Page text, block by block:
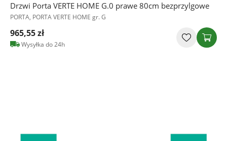
Drzwi Porta VERTE HOME G.0 prawe 80cm bezprzylgowe
PORTA, PORTA VERTE HOME gr. G
965,55 zł
Wysyłka do 24h